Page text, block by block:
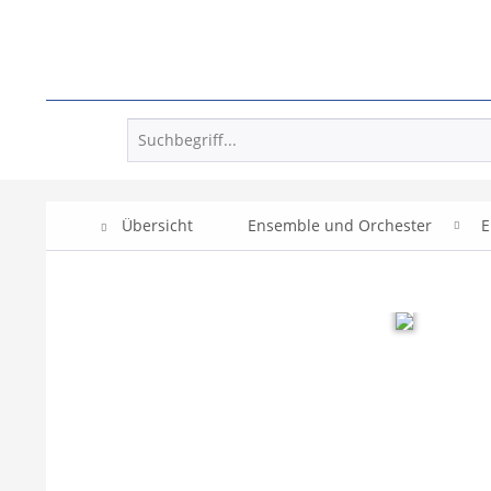
Übersicht Ensemble und Orchester